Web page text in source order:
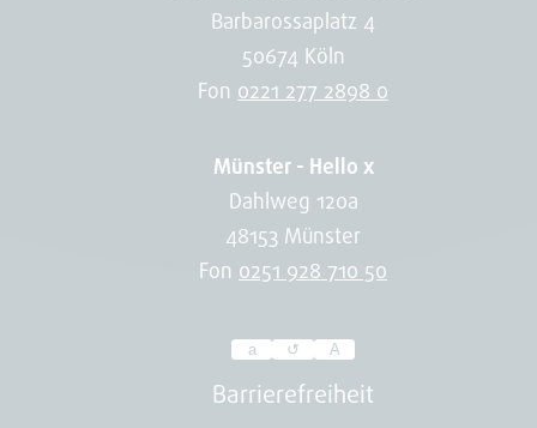
Barbarossaplatz 4
50674 Köln
Fon 0221 277 2898 0
Münster - Hello x
Dahlweg 120a
48153 Münster
Fon 0251 928 710 50
Passen
Sie
a ↺ A
Barrierefreiheit